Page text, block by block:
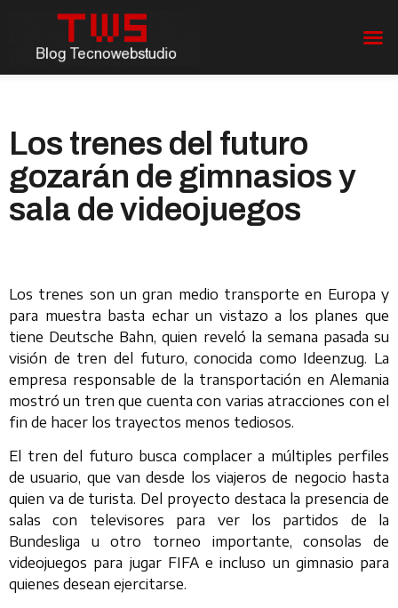
Los trenes del futuro
gozarán de gimnasios y
sala de videojuegos
Los trenes son un gran medio transporte en Europa y
para muestra basta echar un vistazo a los planes que
tiene Deutsche Bahn, quien reveló la semana pasada su
visión de tren del futuro, conocida como Ideenzug. La
empresa responsable de la transportación en Alemania
mostró un tren que cuenta con varias atracciones con el
fin de hacer los trayectos menos tediosos.
El tren del futuro busca complacer a múltiples perfiles
de usuario, que van desde los viajeros de negocio hasta
quien va de turista. Del proyecto destaca la presencia de
salas con televisores para ver los partidos de la
Bundesliga u otro torneo importante, consolas de
videojuegos para jugar FIFA e incluso un gimnasio para
quienes desean ejercitarse.